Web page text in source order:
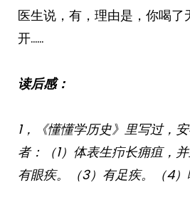
医生说，有，理由是，你喝了
开……
读后感：
1，《懂懂学历史》里写过，
者：（1）体表生疖长痈疽，
有眼疾。（3）有足疾。（4）